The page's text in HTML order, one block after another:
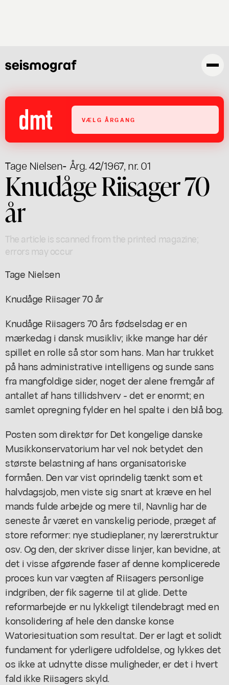
VÆLG ÅRGANG
Tage Nielsen- Årg. 42/1967, nr. 01
Knudåge Riisager 70
år
The article is scanned from the printed magazine;
errors may occur
Tage Nielsen
Knudåge Riisager 70 år
Knudåge Riisagers 70 års fødselsdag er en
mærkedag i dansk musikliv; ikke mange har dér
spillet en rolle så stor som hans. Man har trukket
på hans administrative intelligens og sunde sans
fra mangfoldige sider, noget der alene fremgår af
antallet af hans tillidshverv - det er enormt; en
samlet opregning fylder en hel spalte i den blå bog.
Posten som direktør for Det kongelige danske
Musikkonservatorium har vel nok betydet den
største belastning af hans organisatoriske
formåen. Den var vist oprindelig tænkt som et
halvdagsjob, men viste sig snart at kræve en hel
mands fulde arbejde og mere til, Navnlig har de
seneste år været en vanskelig periode, præget af
store reformer: nye studieplaner, ny lærerstruktur
osv. Og den, der skriver disse linjer, kan bevidne, at
det i visse afgørende faser af denne komplicerede
proces kun var vægten af Riisagers personlige
indgriben, der fik sagerne til at glide. Dette
reformarbejde er nu lykkeligt tilendebragt med en
konsolidering af hele den danske konse
Watoriesituation som resultat. Der er lagt et solidt
fundament for yderligere udfoldelse, og lykkes det
os ikke at udnytte disse muligheder, er det i hvert
fald ikke Riisagers skyld.